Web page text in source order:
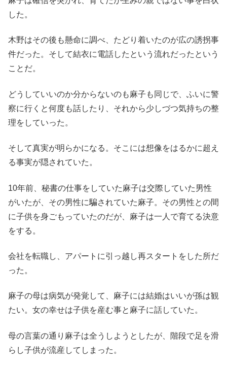
した。
木野はその後も懸命に調べ、たどり着いたのが広の誘拐事
件だった。そして結衣に電話したという流れだったという
ことだ。
どうしていいのか分からないのも麻子も同じで、ふいに警
察に行くと何度も話したり、それから少しづつ気持ちの整
理をしていった。
そして真実が明らかになる。そこには想像をはるかに超え
る事実が隠されていた。
10年前、秘書の仕事をしていた麻子は交際していた男性
がいたが、その男性に騙されていた麻子。その男性との間
に子供を身ごもっていたのだが、麻子は一人で育てる決意
をする。
会社を転職し、アパートに引っ越し再スタートをした所だ
った。
麻子の母は病気が発覚して、麻子には結婚はいいが孫は観
たい。女の幸せは子供を産む事と麻子に話していた。
母の言葉の通り麻子は全うしようとしたが、階段で足を滑
らし子供が流産してしまった。